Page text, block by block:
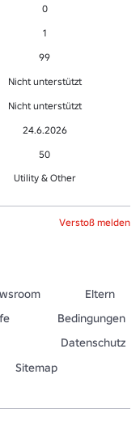
0
1
99
Nicht unterstützt
Nicht unterstützt
24.6.2026
50
Utility & Other
Verstoß melden
Eltern
Bedingungen
Datenschutz
Sitemap